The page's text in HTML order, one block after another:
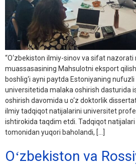
“O‘zbekiston ilmiy-sinov va sifat
muassasasining Mahsulotni eksport
boshlig‘i ayni paytda Estoniyaning
universitetida malaka oshirish dasturida
oshirish davomida u o‘z doktorlik
ilmiy tadqiqot natijalarini universitet
ishtirokida taqdim etdi. Tadqiqot
tomonidan yuqori baholandi, […]
Oʻzbekiston va